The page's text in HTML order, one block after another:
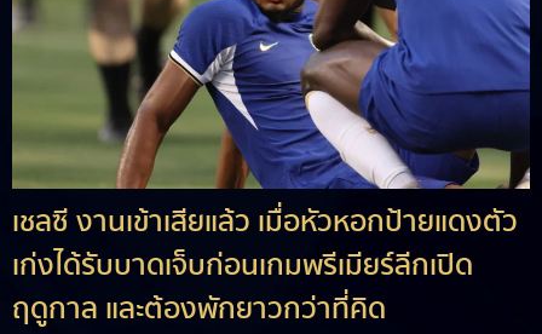
เชลซี งานเข้าเสียแล้ว เมื่อหัวหอกป้ายแดงตัว
เก่งได้รับบาดเจ็บก่อนเกมพรีเมียร์ลีกเปิด
ฤดูกาล และต้องพักยาวกว่าที่คิด